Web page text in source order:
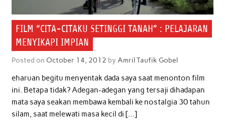
FILM “CITA-CITAKU SETINGGI TANAH” : PELAJARAN
MENYIKAPI IMPIAN
Posted on October 14, 2012 by Amril Taufik Gobel
eharuan begitu menyentak dada saya saat menonton film
ini. Betapa tidak? Adegan-adegan yang tersaji dihadapan
mata saya seakan membawa kembali ke nostalgia 30 tahun
silam, saat melewati masa kecil di […]